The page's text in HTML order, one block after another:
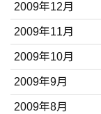
2009年12月
2009年11月
2009年10月
2009年9月
2009年8月